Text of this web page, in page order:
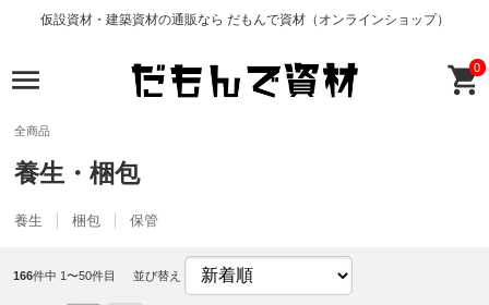
仮設資材・建築資材の通販なら だもんで資材（オンラインショップ）
0
全商品
養生・梱包
養生 梱包 保管
166件中 1〜50件目 並び替え